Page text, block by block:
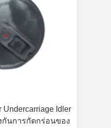
Undercarriage Idler
กันการกัดกร่อนของ